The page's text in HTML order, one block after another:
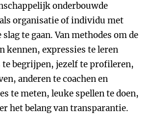
onderbouwde
organisatie of individu met
te gaan. Van methodes om de
kennen, expressies te leren
te begrijpen, jezelf te profileren,
anderen te coachen en
te meten, leuke spellen te doen,
het belang van transparantie.